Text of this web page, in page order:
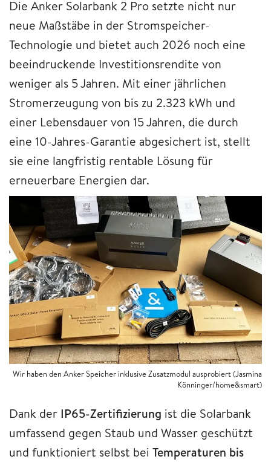
Die Anker Solarbank 2 Pro setzte nicht nur
neue Maßstäbe in der Stromspeicher-
Technologie und bietet auch 2026 noch eine
beeindruckende Investitionsrendite von
weniger als 5 Jahren. Mit einer jährlichen
Stromerzeugung von bis zu 2.323 kWh und
einer Lebensdauer von 15 Jahren, die durch
eine 10-Jahres-Garantie abgesichert ist, stellt
sie eine langfristig rentable Lösung für
erneuerbare Energien dar.
Wir haben den Anker Speicher inklusive Zusatzmodul ausprobiert (Jasmina
Könninger/home&smart)
Dank der IP65-Zertifizierung ist die Solarbank
umfassend gegen Staub und Wasser geschützt
und funktioniert selbst bei Temperaturen bis